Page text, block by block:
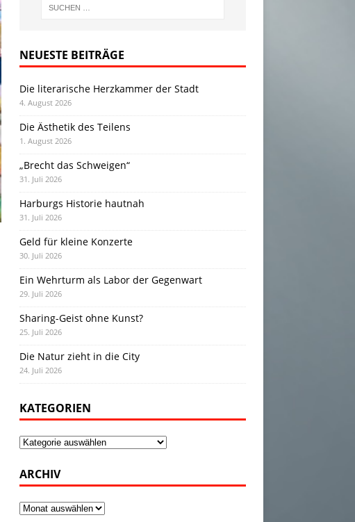
NEUESTE BEITRÄGE
Die literarische Herzkammer der Stadt
4. August 2026
Die Ästhetik des Teilens
1. August 2026
„Brecht das Schweigen“
31. Juli 2026
Harburgs Historie hautnah
31. Juli 2026
Geld für kleine Konzerte
30. Juli 2026
Ein Wehrturm als Labor der Gegenwart
29. Juli 2026
Sharing-Geist ohne Kunst?
25. Juli 2026
Die Natur zieht in die City
24. Juli 2026
KATEGORIEN
Kategorien
ARCHIV
Archiv